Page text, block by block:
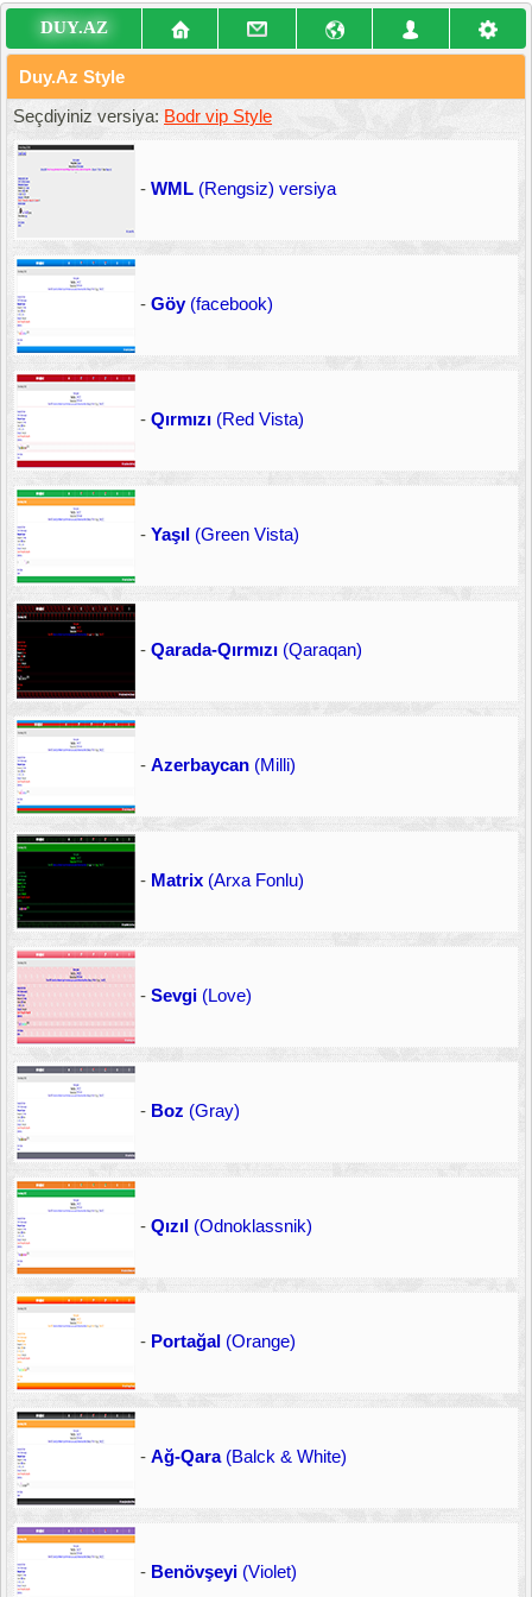
DUY.AZ
Duy.Az Style
Seçdiyiniz versiya: Bodr vip Style
- WML (Rengsiz) versiya
- Göy(facebook)
- Qırmızı (Red Vista)
- Yaşıl (Green Vista)
- Qarada-Qırmızı (Qaraqan)
- Azerbaycan (Milli)
- Matrix (Arxa Fonlu)
- Sevgi (Love)
- Boz (Gray)
- Qızıl (Odnoklassnik)
- Portağal (Orange)
- Ağ-Qara(Balck & White)
- Benövşeyi (Violet)